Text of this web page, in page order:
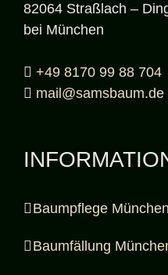
82064 Straßlach –
bei München
+49 8170 99 88 704
mail@samsbaum.de
Baumpflege München
Baumfällung